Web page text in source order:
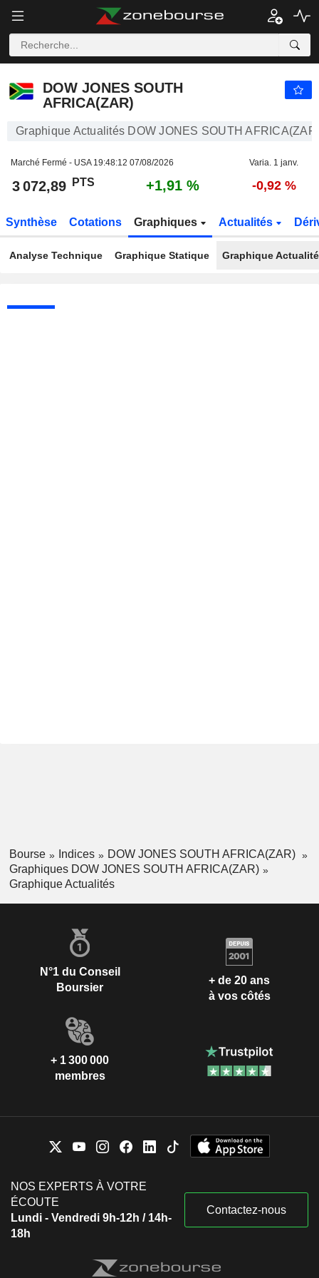
DOW JONES SOUTH
AFRICA(ZAR)
Graphique Actualités DOW JONES SOUTH
Marché Fermé - USA 19:48:12 07/08/2026 Varia. 1 janv.
3 072,89 PTS +1,91 % -0,92 %
Synthèse Cotations Graphiques Actualités
Analyse Technique Graphique Statique Graphique
Bourse Indices
DOW JONES SOUTH AFRICA(ZAR)
Graphiques DOW JONES SOUTH AFRICA(ZAR)
Graphique Actualités
N°1 du Conseil
Boursier
+ de 20 ans
à vos côtés
+ 1 300 000
membres
NOS EXPERTS À VOTRE
ÉCOUTE
Lundi - Vendredi 9h-12h / 14h-
18h
Contactez-nous